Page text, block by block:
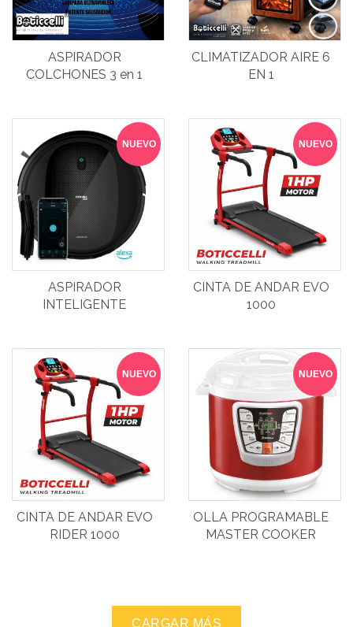
ASPIRADOR
COLCHONES 3 en 1
CLIMATIZADOR AIRE 6
EN 1
NUEVO
ASPIRADOR
INTELIGENTE
NUEVO
CINTA DE ANDAR EVO
1000
NUEVO
CINTA DE ANDAR EVO
RIDER 1000
NUEVO
OLLA PROGRAMABLE
MASTER COOKER
CARGAR MÁS